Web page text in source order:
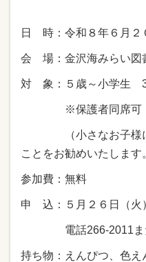
日 時：令和８年６月２
会 場：金沢海みらい
対 象：５歳～小学生
※保護者同席可
（小さなお子様に
ことをお勧めいたします
参加費：無料
申 込：５月２６日（
電話266-2011また
持ち物：えんぴつ、色